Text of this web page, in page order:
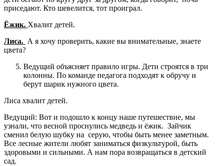
приседают. Кто шевелится, тот проиграл.
Ёжик. Хвалит детей.
Лиса. А я хочу проверить, какие вы внимательные, знаете
цвета?
Ведущий объясняет правило игры. Дети строятся в три
колонны. По команде педагога подходят к обручу и
берут шарик нужного цвета.
Лиса хвалит детей.
Ведущий: Вот и подошло к концу наше путешествие, мы
узнали, что весной проснулись медведь и ёжик. Зайчик
сменил белую шубку на серую, чтобы быть менее заметным.
Все лесные жители любят заниматься физкультурой, быть
здоровыми и сильными. А нам пора возвращаться в детский
сад.